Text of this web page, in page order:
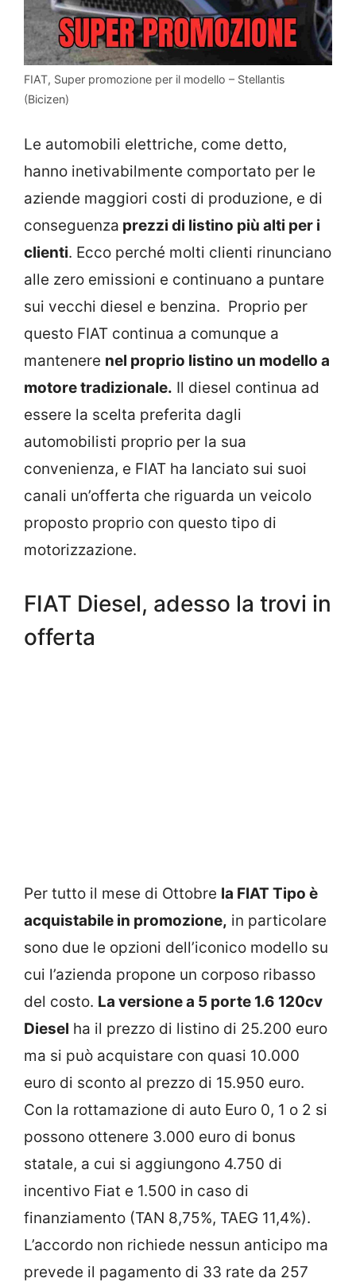
FIAT, Super promozione per il modello – Stellantis
(Bicizen)
Le automobili elettriche, come detto,
hanno inetivabilmente comportato per le
aziende maggiori costi di produzione, e di
conseguenza prezzi di listino più alti per i
clienti. Ecco perché molti clienti rinunciano
alle zero emissioni e continuano a puntare
sui vecchi diesel e benzina. Proprio per
questo FIAT continua a comunque a
mantenere nel proprio listino un modello a
motore tradizionale. Il diesel continua ad
essere la scelta preferita dagli
automobilisti proprio per la sua
convenienza, e FIAT ha lanciato sui suoi
canali un’offerta che riguarda un veicolo
proposto proprio con questo tipo di
motorizzazione.
FIAT Diesel, adesso la trovi in
offerta
Per tutto il mese di Ottobre la FIAT Tipo è
acquistabile in promozione, in particolare
sono due le opzioni dell’iconico modello su
cui l’azienda propone un corposo ribasso
del costo. La versione a 5 porte 1.6 120cv
Diesel ha il prezzo di listino di 25.200 euro
ma si può acquistare con quasi 10.000
euro di sconto al prezzo di 15.950 euro.
Con la rottamazione di auto Euro 0, 1 o 2 si
possono ottenere 3.000 euro di bonus
statale, a cui si aggiungono 4.750 di
incentivo Fiat e 1.500 in caso di
finanziamento (TAN 8,75%, TAEG 11,4%).
L’accordo non richiede nessun anticipo ma
prevede il pagamento di 33 rate da 257